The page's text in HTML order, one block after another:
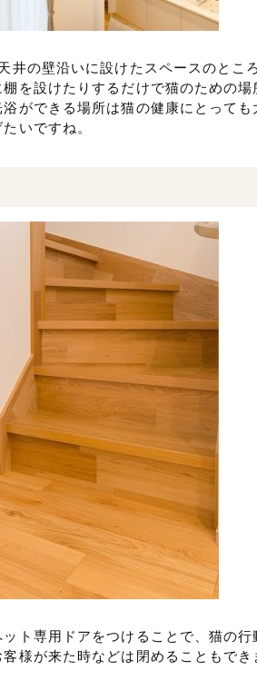
井の壁沿いに設けたスペースのとこ
を設けたりするだけで猫のための
ができる場所は猫の健康にとって
いですね。
ト専用ドアをつけることで、猫の
様が来た時などは閉めることもでき